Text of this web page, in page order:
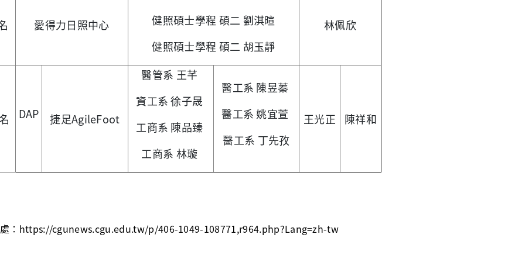
愛得力日照中心
健照碩士學程 碩二 劉淇暄
健照碩士學程 碩二 胡玉靜
林佩欣
DAP 捷足AgileFoot
醫管系 王芊
資工系 徐子晟
工商系 陳品臻
工商系 林璇
醫工系 陳昱蓁
醫工系 姚宜萱
醫工系 丁先孜
王光正 陳祥和
： https://cgunews.cgu.edu.tw/p/406-1049-108771,r964.php?Lang=zh-tw